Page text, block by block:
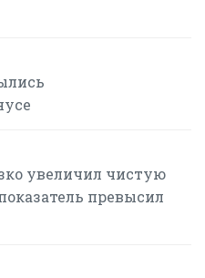
увеличил чистую
превысил